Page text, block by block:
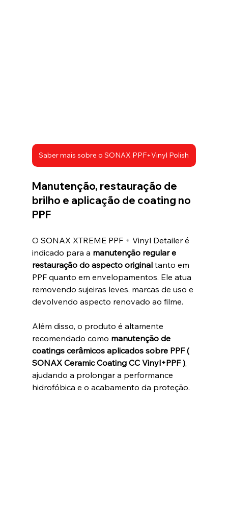
Saber mais sobre o SONAX PPF+Vinyl Polish
Manutenção, restauração de
brilho e aplicação de coating no
PPF
O SONAX XTREME PPF + Vinyl Detailer é
indicado para a manutenção regular e
restauração do aspecto original tanto em
PPF quanto em envelopamentos. Ele atua
removendo sujeiras leves, marcas de uso e
devolvendo aspecto renovado ao filme.
Além disso, o produto é altamente
recomendado como manutenção de
coatings cerâmicos aplicados sobre PPF (
SONAX Ceramic Coating CC Vinyl+PPF ),
ajudando a prolongar a performance
hidrofóbica e o acabamento da proteção.